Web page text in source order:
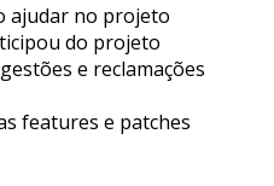
ajudar no projeto
do projeto
e reclamações
features e patches